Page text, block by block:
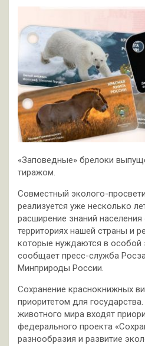
«Заповедные» брелоки
тиражом.
Совместный эколого-
реализуется уже несколько
расширение знаний
территориях нашей страны и
которые нуждаются в особой
сообщает пресс-служба
Минприроды России.
Сохранение краснокнижных
приоритетом для
животного мира входят
федерального проекта
разнообразия и развитие